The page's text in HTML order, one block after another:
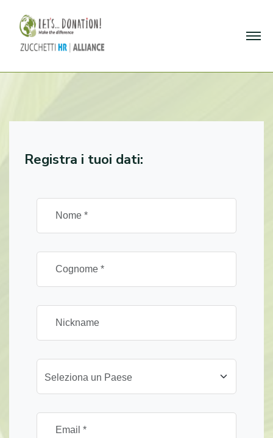
Registra i tuoi dati:
Seleziona un Paese